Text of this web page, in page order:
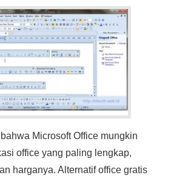
Microsoft Office mungkin
office yang paling lengkap,
harganya. Alternatif office gratis